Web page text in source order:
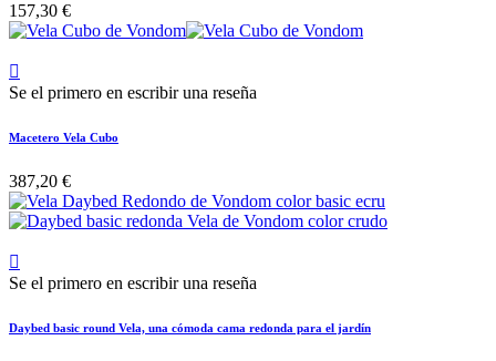
157,30 €

Se el primero en escribir una reseña
Macetero Vela Cubo
387,20 €

Se el primero en escribir una reseña
Daybed basic round Vela, una cómoda cama redonda para el jardín